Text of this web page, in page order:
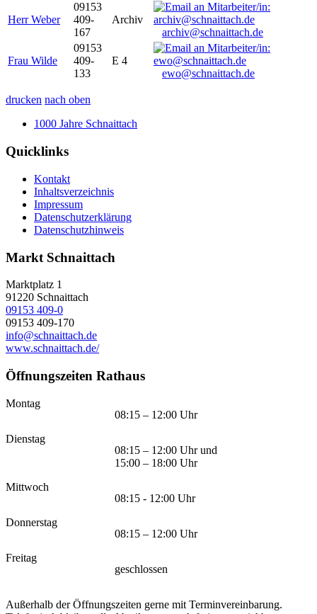
Herr Weber
09153
409-
167
Archiv
archiv@schnaittach.de
Frau Wilde
09153
409-
133
E 4
ewo@schnaittach.de
drucken nach oben
1000 Jahre Schnaittach
Quicklinks
Kontakt
Inhaltsverzeichnis
Impressum
Datenschutzerklärung
Datenschutzhinweis
Markt Schnaittach
Marktplatz 1
91220 Schnaittach
09153 409-0
09153 409-170
info@schnaittach.de
www.schnaittach.de/
Öffnungszeiten Rathaus
Montag
08:15 – 12:00 Uhr
Dienstag
08:15 – 12:00 Uhr und
15:00 – 18:00 Uhr
Mittwoch
08:15 - 12:00 Uhr
Donnerstag
08:15 – 12:00 Uhr
Freitag
geschlossen
Außerhalb der Öffnungszeiten gerne mit Terminvereinbarung.